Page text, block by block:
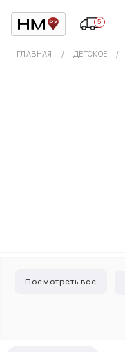
5
ГЛАВНАЯ ДЕТСКОЕ
Посмотреть все